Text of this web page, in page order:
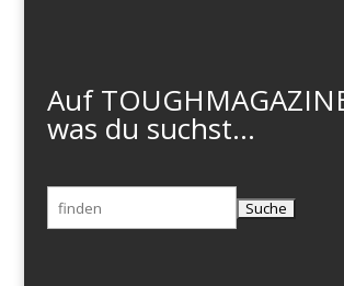
Auf
was du suchst...
Suchen
nach: